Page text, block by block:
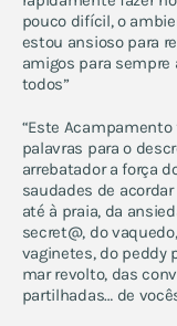
artes
pouco difícil, o
estou ansioso para
amigos para sempre
todos”
“Este
palavras para o
arrebatador a força
saudades de
até à praia, da
secret@, do
vaginetes, do peddy
mar revolto, das
partilhadas… de